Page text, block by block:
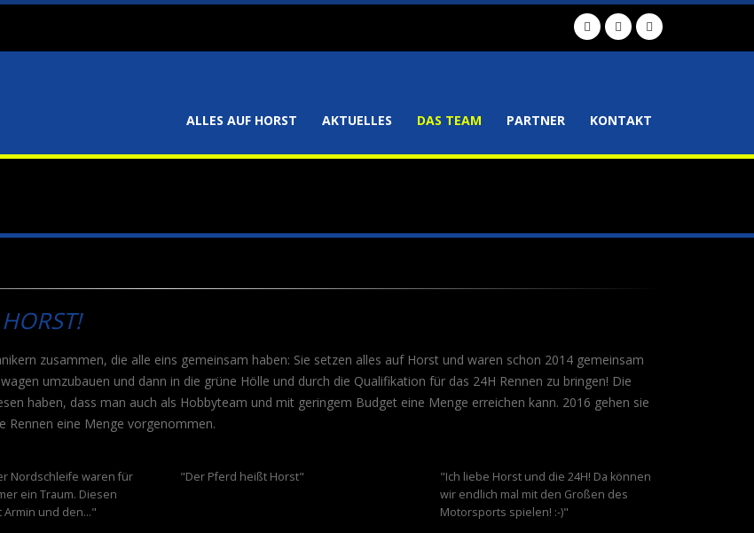
ALLES AUF HORST AKTUELLES DAS TEAM PARTNER KONTAKT
zusammen, die alle eins gemeinsam haben: Sie setzen alles auf Horst und waren schon 2014 gemeinsam
umzubauen und dann in die grüne Hölle und durch die Qualifikation für das 24H Rennen zu bringen! Die
haben, dass man auch als Hobbyteam und mit geringem Budget eine Menge erreichen kann. 2016 gehen sie
Rennen eine Menge vorgenommen.
Nordschleife waren für
ein Traum. Diesen
Armin und den…"
INGO
"Der Pferd heißt Horst"
"Ich liebe Horst und die 24H! Da können
wir endlich mal mit den Großen des
Motorsports spielen! :-)"